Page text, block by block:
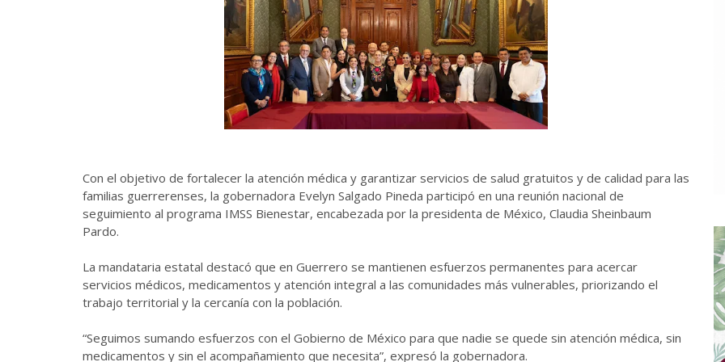
Con el objetivo de fortalecer la atención médica y garantizar servicios de salud gratuitos y de calidad para las
familias guerrerenses, la gobernadora Evelyn Salgado Pineda participó en una reunión nacional de
seguimiento al programa IMSS Bienestar, encabezada por la presidenta de México, Claudia Sheinbaum
Pardo.
La mandataria estatal destacó que en Guerrero se mantienen esfuerzos permanentes para acercar
servicios médicos, medicamentos y atención integral a las comunidades más vulnerables, priorizando el
trabajo territorial y la cercanía con la población.
“Seguimos sumando esfuerzos con el Gobierno de México para que nadie se quede sin atención médica, sin
medicamentos y sin el acompañamiento que necesita”, expresó la gobernadora.